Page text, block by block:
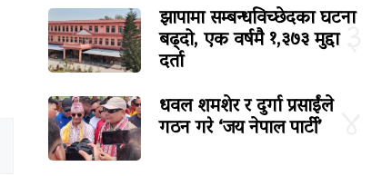
३
झापामा सम्बन्धविच्छेदका घटना
बढ्दो, एक वर्षमै १,३७३ मुद्दा
दर्ता
धवल शमशेर र दुर्गा प्रसाईंले
गठन गरे ‘जय नेपाल पार्टी’